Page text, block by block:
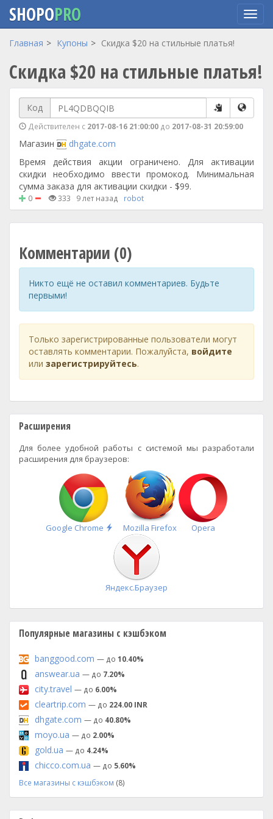
Перейти
основному
содержанию
SHOPOPRO
Главная Купоны Скидка $20 на стильные платья!
Скидка $20 на стильные платья!
Код
Действителен с 2017-08-16 21:00:00 до 2017-08-31 20:59:00
Магазин
dhgate.com
Время действия акции ограничено. Для активации
скидки необходимо ввести промокод. Минимальная
сумма заказа для активации скидки - $99.
0 333 9 лет назад robot
Комментарии (0)
Никто ещё не оставил комментариев. Будьте
первыми!
Только зарегистрированные пользователи могут
оставлять комментарии. Пожалуйста, войдите
или зарегистрируйтесь.
Расширения
Для более удобной работы с системой мы разработали
расширения для браузеров:
Google Chrome
Быстрая
установка
Mozilla Firefox Opera
Яндекс.Браузер
Популярные магазины с кэшбэком
banggood.com — до 10.40%
answear.ua — до 7.20%
city.travel — до 6.00%
cleartrip.com — до 224.00 INR
dhgate.com — до 40.80%
moyo.ua — до 2.00%
gold.ua — до 4.24%
chicco.com.ua — до 5.60%
Все магазины с кэшбэком (8)